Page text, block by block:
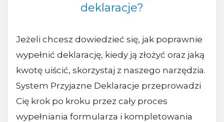
deklaracje?
Jeżeli chcesz dowiedzieć się, jak poprawnie
wypełnić deklarację, kiedy ją złożyć oraz jaką
kwotę uiścić, skorzystaj z naszego narzędzia.
System Przyjazne Deklaracje przeprowadzi
Cię krok po kroku przez cały proces
wypełniania formularza i kompletowania